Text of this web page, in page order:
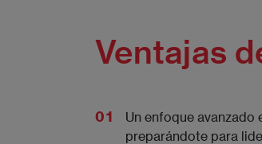
Ventajas
Un enfoque avanzado
preparándote para